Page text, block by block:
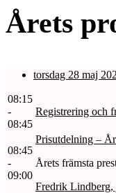
Årets
torsdag 28 maj
08:15
-
08:45
Registrering och
08:45
-
09:00
Prisutdelning –
Årets främsta
Fredrik Lindberg,